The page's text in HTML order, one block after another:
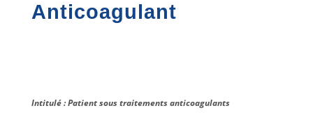
Anticoagulant
Intitulé : Patient sous traitements anticoagulants